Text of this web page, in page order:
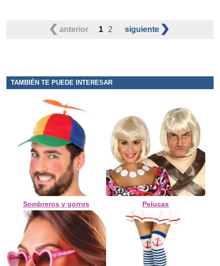
anterior 1 2 siguiente
TAMBIÉN TE PUEDE INTERESAR
Sombreros y gorros Pelucas